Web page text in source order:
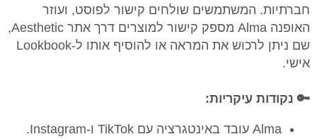
חברתיות. המשתמשים שולחים קישור לפוסט, ועוזר
האופנה Alma מספק קישור למוצרים דרך אתר Aesthetic,
שם ניתן לרכוש את המראה או להוסיף אותו ל-Lookbook
אישי.
🔑 נקודות עיקריות:
Alma עובד באינטגרציה עם TikTok ו-Instagram.